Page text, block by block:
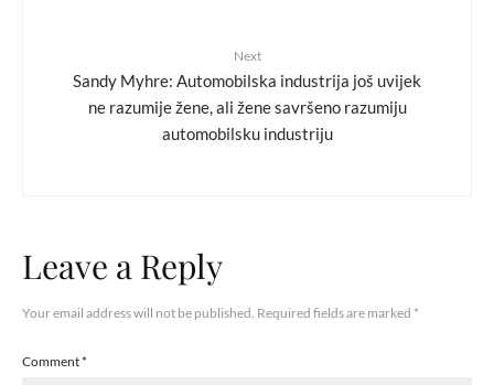
Next
Sandy Myhre: Automobilska industrija još uvijek
ne razumije žene, ali žene savršeno razumiju
automobilsku industriju
Leave a Reply
Your email address will not be published. Required fields are marked *
Comment*